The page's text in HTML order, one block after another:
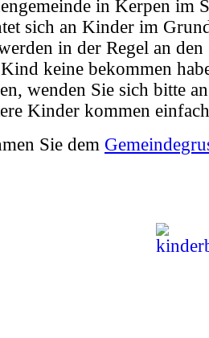
in Kerpen im
sich an Kinder im
in der Regel an
keine bekommen
wenden Sie sich bitte
Kinder kommen
Sie dem